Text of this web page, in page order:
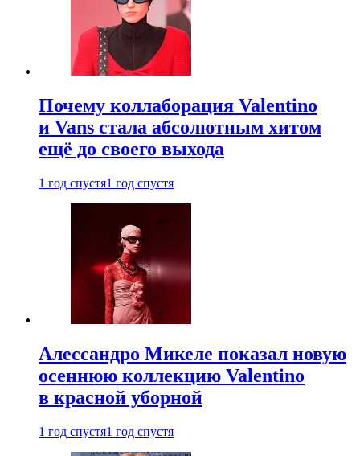
Почему коллаборация Valentino
и Vans стала абсолютным хитом
ещё до своего выхода
1 год спустя1 год спустя
Алессандро Микеле показал новую
осеннюю коллекцию Valentino
в красной уборной
1 год спустя1 год спустя